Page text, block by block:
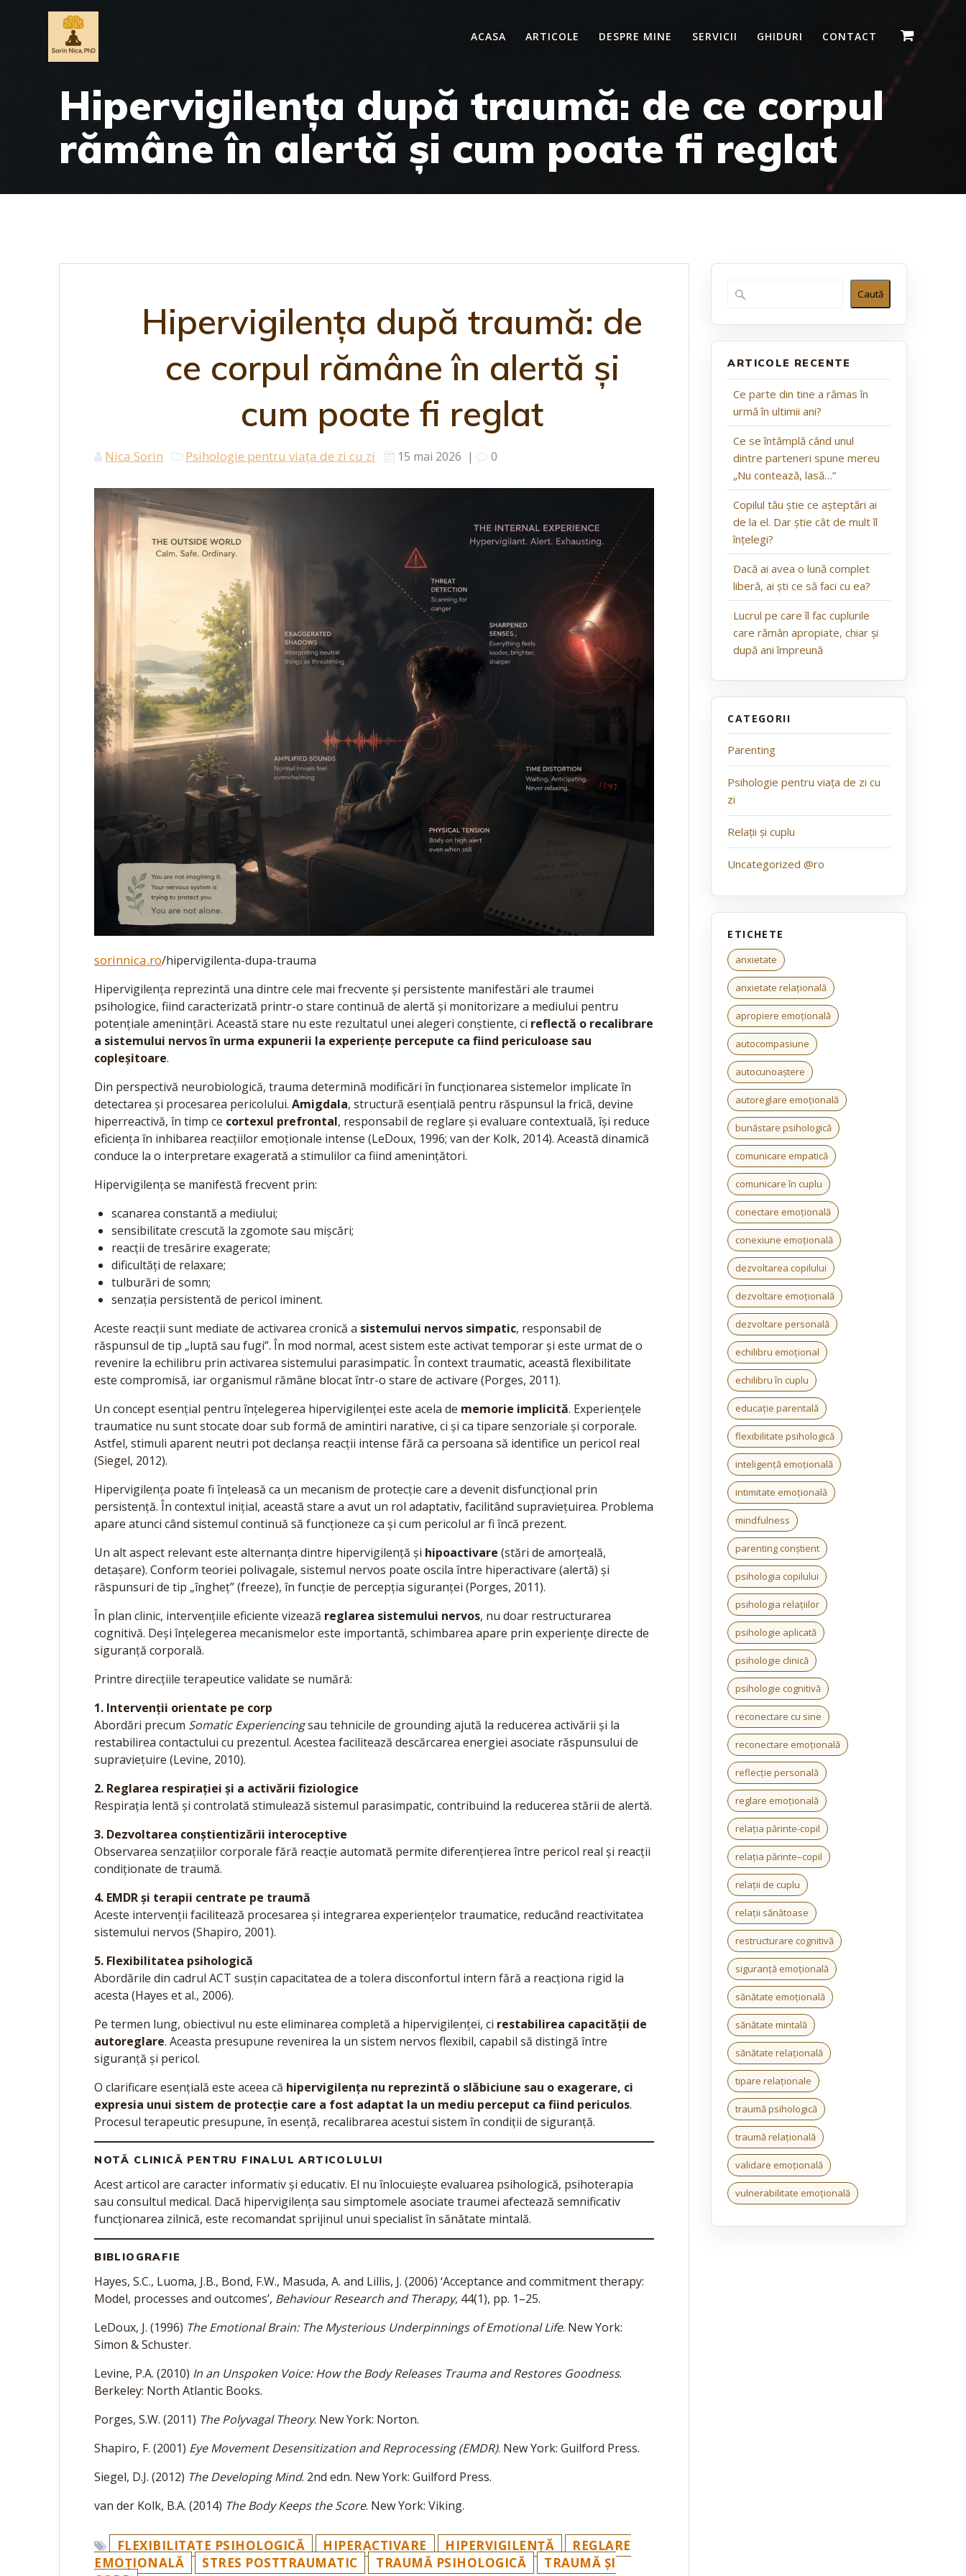
ACASA ARTICOLE DESPRE MINE SERVICII GHIDURI CONTACT
Hipervigilența după traumă: de ce corpul
rămâne în alertă și cum poate fi reglat
Hipervigilența după traumă: de
ce corpul rămâne în alertă și
cum poate fi reglat
Nica Sorin Psihologie pentru viața de zi cu zi 15 mai 2026 | 0
sorinnica.ro/hipervigilenta-dupa-trauma
Hipervigilența reprezintă una dintre cele mai frecvente și persistente manifestări ale traumei
psihologice, fiind caracterizată printr-o stare continuă de alertă și monitorizare a mediului pentru
potențiale amenințări. Această stare nu este rezultatul unei alegeri conștiente, ci reflectă o recalibrare
a sistemului nervos în urma expunerii la experiențe percepute ca fiind periculoase sau
copleșitoare.
Din perspectivă neurobiologică, trauma determină modificări în funcționarea sistemelor implicate în
detectarea și procesarea pericolului.Amigdala, structură esențială pentru răspunsul la frică, devine
hiperreactivă, în timp ce cortexul prefrontal, responsabil de reglare și evaluare contextuală, își reduce
eficiența în inhibarea reacțiilor emoționale intense (LeDoux, 1996; van der Kolk, 2014). Această dinamică
conduce la o interpretare exagerată a stimulilor ca fiind amenințători.
Hipervigilența se manifestă frecvent prin:
scanarea constantă a mediului;
sensibilitate crescută la zgomote sau mișcări;
reacții de tresărire exagerate;
dificultăți de relaxare;
tulburări de somn;
senzația persistentă de pericol iminent.
Aceste reacții sunt mediate de activarea cronică a sistemului nervos simpatic, responsabil de
răspunsul de tip „luptă sau fugi”. În mod normal, acest sistem este activat temporar și este urmat de o
revenire la echilibru prin activarea sistemului parasimpatic. În context traumatic, această flexibilitate
este compromisă, iar organismul rămâne blocat într-o stare de activare (Porges, 2011).
Un concept esențial pentru înțelegerea hipervigilenței este acela de memorie implicită. Experiențele
traumatice nu sunt stocate doar sub formă de amintiri narative, ci și ca tipare senzoriale și corporale.
Astfel, stimuli aparent neutri pot declanșa reacții intense fără ca persoana să identifice un pericol real
(Siegel, 2012).
Hipervigilența poate fi înțeleasă ca un mecanism de protecție care a devenit disfuncțional prin
persistență. În contextul inițial, această stare a avut un rol adaptativ, facilitând supraviețuirea. Problema
apare atunci când sistemul continuă să funcționeze ca și cum pericolul ar fi încă prezent.
Un alt aspect relevant este alternanța dintre hipervigilență și hipoactivare (stări de amorțeală,
detașare). Conform teoriei polivagale, sistemul nervos poate oscila între hiperactivare (alertă) și
răspunsuri de tip „îngheț” (freeze), în funcție de percepția siguranței (Porges, 2011).
În plan clinic, intervențiile eficiente vizează reglarea sistemului nervos, nu doar restructurarea
cognitivă. Deși înțelegerea mecanismelor este importantă, schimbarea apare prin experiențe directe de
siguranță corporală.
Printre direcțiile terapeutice validate se numără:
1. Intervenții orientate pe corp
Abordări precum Somatic Experiencingsau tehnicile de grounding ajută la reducerea activării și la
restabilirea contactului cu prezentul. Acestea facilitează descărcarea energiei asociate răspunsului de
supraviețuire (Levine, 2010).
2. Reglarea respirației și a activării fiziologice
Respirația lentă și controlată stimulează sistemul parasimpatic, contribuind la reducerea stării de alertă.
3. Dezvoltarea conștientizării interoceptive
Observarea senzațiilor corporale fără reacție automată permite diferențierea între pericol real și reacții
condiționate de traumă.
4. EMDR și terapii centrate pe traumă
Aceste intervenții facilitează procesarea și integrarea experiențelor traumatice, reducând reactivitatea
sistemului nervos (Shapiro, 2001).
5. Flexibilitatea psihologică
Abordările din cadrul ACT susțin capacitatea de a tolera disconfortul intern fără a reacționa rigid la
acesta (Hayes et al., 2006).
Pe termen lung, obiectivul nu este eliminarea completă a hipervigilenței, ci restabilirea capacității de
autoreglare. Aceasta presupune revenirea la un sistem nervos flexibil, capabil să distingă între
siguranță și pericol.
O clarificare esențială este aceea că hipervigilența nu reprezintă o slăbiciune sau o exagerare, ci
expresia unui sistem de protecție care a fost adaptat la un mediu perceput ca fiind periculos.
Procesul terapeutic presupune, în esență, recalibrarea acestui sistem în condiții de siguranță.
NOTĂ CLINICĂ PENTRU FINALUL ARTICOLULUI
Acest articol are caracter informativ și educativ. El nu înlocuiește evaluarea psihologică, psihoterapia
sau consultul medical. Dacă hipervigilența sau simptomele asociate traumei afectează semnificativ
funcționarea zilnică, este recomandat sprijinul unui specialist în sănătate mintală.
BIBLIOGRAFIE
Hayes, S.C., Luoma, J.B., Bond, F.W., Masuda, A. and Lillis, J. (2006) ‘Acceptance and commitment therapy:
Model, processes and outcomes’, Behaviour Research and Therapy, 44(1), pp. 1–25.
LeDoux, J. (1996) The Emotional Brain: The Mysterious Underpinnings of Emotional Life. New York:
Simon & Schuster.
Levine, P.A. (2010) In an Unspoken Voice: How the Body Releases Trauma and Restores Goodness.
Berkeley: North Atlantic Books.
Porges, S.W. (2011) The Polyvagal Theory. New York: Norton.
Shapiro, F. (2001) Eye Movement Desensitization and Reprocessing (EMDR). New York: Guilford Press.
Siegel, D.J. (2012) The Developing Mind. 2nd edn. New York: Guilford Press.
van der Kolk, B.A. (2014) The Body Keeps the Score. New York: Viking.
FLEXIBILITATE PSIHOLOGICĂ HIPERACTIVARE HIPERVIGILENȚĂ
REGLARE
EMOȚIONALĂ
STRES POSTTRAUMATIC TRAUMĂ PSIHOLOGICĂ
TRAUMĂ ȘI
Caută
ARTICOLE RECENTE
Ce parte din tine a rămas în
urmă în ultimii ani?
Ce se întâmplă când unul
dintre parteneri spune mereu
„Nu contează, lasă…”
Copilul tău știe ce așteptări ai
de la el. Dar știe cât de mult îl
înțelegi?
Dacă ai avea o lună complet
liberă, ai ști ce să faci cu ea?
Lucrul pe care îl fac cuplurile
care rămân apropiate, chiar și
după ani împreună
Parenting
Psihologie pentru viața de zi cu
zi
Relații și cuplu
Uncategorized @ro
anxietate
anxietate relațională
apropiere emoțională
autocompasiune
autocunoaștere
autoreglare emoțională
bunăstare psihologică
comunicare empatică
comunicare în cuplu
conectare emoțională
conexiune emoțională
dezvoltarea copilului
dezvoltare emoțională
dezvoltare personală
echilibru emoțional
echilibru în cuplu
educație parentală
flexibilitate psihologică
inteligență emoțională
intimitate emoțională
mindfulness
parenting conștient
psihologia copilului
psihologia relațiilor
psihologie aplicată
psihologie clinică
psihologie cognitivă
reconectare cu sine
reconectare emoțională
reflecție personală
reglare emoțională
relația părinte-copil
relația părinte–copil
relații de cuplu
relații sănătoase
restructurare cognitivă
siguranță emoțională
sănătate emoțională
sănătate mintală
sănătate relațională
tipare relaționale
traumă psihologică
traumă relațională
validare emoțională
vulnerabilitate emoțională